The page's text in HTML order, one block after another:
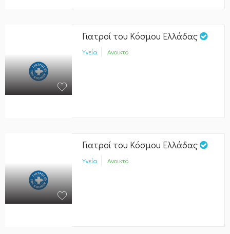
Γιατροί του Κόσμου Ελλάδας
Υγεία Ανοικτό
Γιατροί του Κόσμου Ελλάδας
Υγεία Ανοικτό